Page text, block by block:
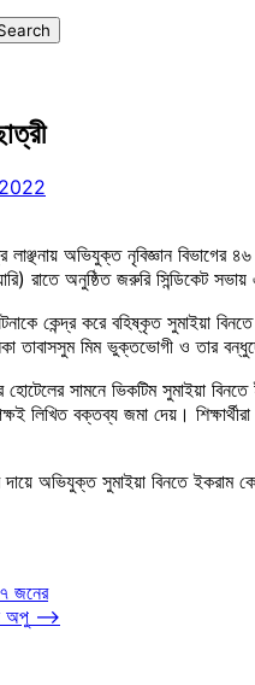
লাঞ্ছনায় অভিযুক্ত নৃবিজ্ঞান
রাতে অনুষ্ঠিত জরুরি সিন্ডিকেট
কেন্দ্র করে বহিষ্কৃত সুমাইয়া
তাবাসসুম মিম ভুক্তভোগী ও তার
হোটেলের সামনে ভিকটিম সুমাইয়া
লিখিত বক্তব্য জমা দেয়।
অভিযুক্ত সুমাইয়া বিনতে ইকরাম
জনের
অপু ⟶